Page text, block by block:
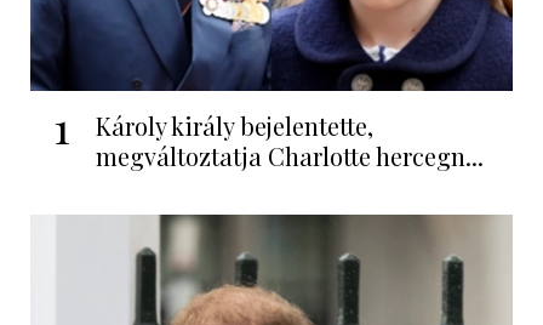
1
Károly király bejelentette,
megváltoztatja Charlotte hercegn...